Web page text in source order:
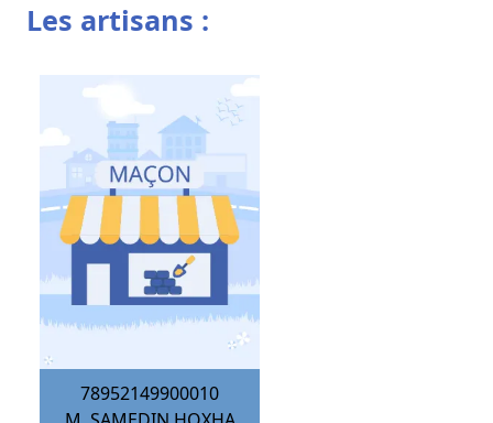
Les artisans :
78952149900010